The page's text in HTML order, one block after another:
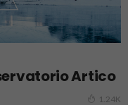
Artico
1.24K